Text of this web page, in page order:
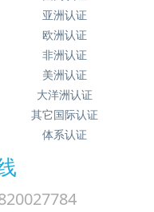
亚洲认证
欧洲认证
非洲认证
美洲认证
大洋洲认证
其它国际认证
体系认证